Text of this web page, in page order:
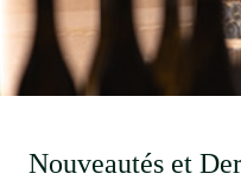
Nouveautés et